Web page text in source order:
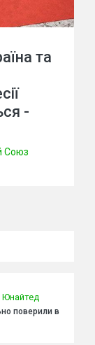
та
-
Союз
поверили в